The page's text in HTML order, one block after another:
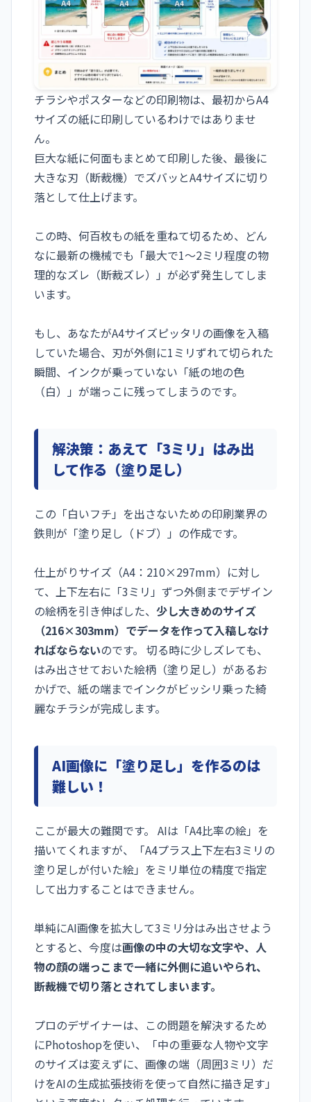
チラシやポスターなどの印刷物は、最初からA4
サイズの紙に印刷しているわけではありませ
ん。
巨大な紙に何面もまとめて印刷した後、最後に
大きな刃（断裁機）でズバッとA4サイズに切り
落として仕上げます。
この時、何百枚もの紙を重ねて切るため、どん
なに最新の機械でも「最大で1〜2ミリ程度の物
理的なズレ（断裁ズレ）」が必ず発生してしま
います。
もし、あなたがA4サイズピッタリの画像を入稿
していた場合、刃が外側に1ミリずれて切られた
瞬間、インクが乗っていない「紙の地の色
（白）」が端っこに残ってしまうのです。
解決策：あえて「3ミリ」はみ出
して作る（塗り足し）
この「白いフチ」を出さないための印刷業界の
鉄則が「塗り足し（ドブ）」の作成です。
仕上がりサイズ（A4：210×297mm）に対し
て、上下左右に「3ミリ」ずつ外側までデザイン
の絵柄を引き伸ばした、 少し大きめのサイズ
（216×303mm）でデータを作って入稿しなけ
ればならないのです。 切る時に少しズレても、
はみ出させておいた絵柄（塗り足し）があるお
かげで、紙の端までインクがビッシリ乗った綺
麗なチラシが完成します。
AI画像に「塗り足し」を作るのは
難しい！
ここが最大の難関です。 AIは「A4比率の絵」を
描いてくれますが、「A4プラス上下左右3ミリの
塗り足しが付いた絵」をミリ単位の精度で指定
して出力することはできません。
単純にAI画像を拡大して3ミリ分はみ出させよう
とすると、今度は画像の中の大切な文字や、人
物の顔の端っこまで一緒に外側に追いやられ、
断裁機で切り落とされてしまいます。
プロのデザイナーは、この問題を解決するため
にPhotoshopを使い、「中の重要な人物や文字
のサイズは変えずに、画像の端（周囲3ミリ）だ
けをAIの生成拡張技術を使って自然に描き足す」